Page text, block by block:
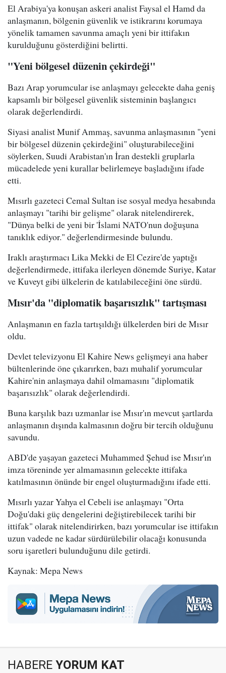
El Arabiya'ya konuşan askeri analist Faysal el Hamd da
anlaşmanın, bölgenin güvenlik ve istikrarını korumaya
yönelik tamamen savunma amaçlı yeni bir ittifakın
kurulduğunu gösterdiğini belirtti.
"Yeni bölgesel düzenin çekirdeği"
Bazı Arap yorumcular ise anlaşmayı gelecekte daha geniş
kapsamlı bir bölgesel güvenlik sisteminin başlangıcı
olarak değerlendirdi.
Siyasi analist Munif Ammaş, savunma anlaşmasının "yeni
bir bölgesel düzenin çekirdeğini" oluşturabileceğini
söylerken, Suudi Arabistan'ın İran destekli gruplarla
mücadelede yeni kurallar belirlemeye başladığını ifade
etti.
Mısırlı gazeteci Cemal Sultan ise sosyal medya hesabında
anlaşmayı "tarihi bir gelişme" olarak nitelendirerek,
"Dünya belki de yeni bir 'İslami NATO'nun doğuşuna
tanıklık ediyor." değerlendirmesinde bulundu.
Iraklı araştırmacı Lika Mekki de El Cezire'de yaptığı
değerlendirmede, ittifaka ilerleyen dönemde Suriye, Katar
ve Kuveyt gibi ülkelerin de katılabileceğini öne sürdü.
Mısır'da "diplomatik başarısızlık" tartışması
Anlaşmanın en fazla tartışıldığı ülkelerden biri de Mısır
oldu.
Devlet televizyonu El Kahire News gelişmeyi ana haber
bültenlerinde öne çıkarırken, bazı muhalif yorumcular
Kahire'nin anlaşmaya dahil olmamasını "diplomatik
başarısızlık" olarak değerlendirdi.
Buna karşılık bazı uzmanlar ise Mısır'ın mevcut şartlarda
anlaşmanın dışında kalmasının doğru bir tercih olduğunu
savundu.
ABD'de yaşayan gazeteci Muhammed Şehud ise Mısır'ın
imza töreninde yer almamasının gelecekte ittifaka
katılmasının önünde bir engel oluşturmadığını ifade etti.
Mısırlı yazar Yahya el Cebeli ise anlaşmayı "Orta
Doğu'daki güç dengelerini değiştirebilecek tarihi bir
ittifak" olarak nitelendirirken, bazı yorumcular ise ittifakın
uzun vadede ne kadar sürdürülebilir olacağı konusunda
soru işaretleri bulunduğunu dile getirdi.
Kaynak: Mepa News
HABERE YORUM KAT